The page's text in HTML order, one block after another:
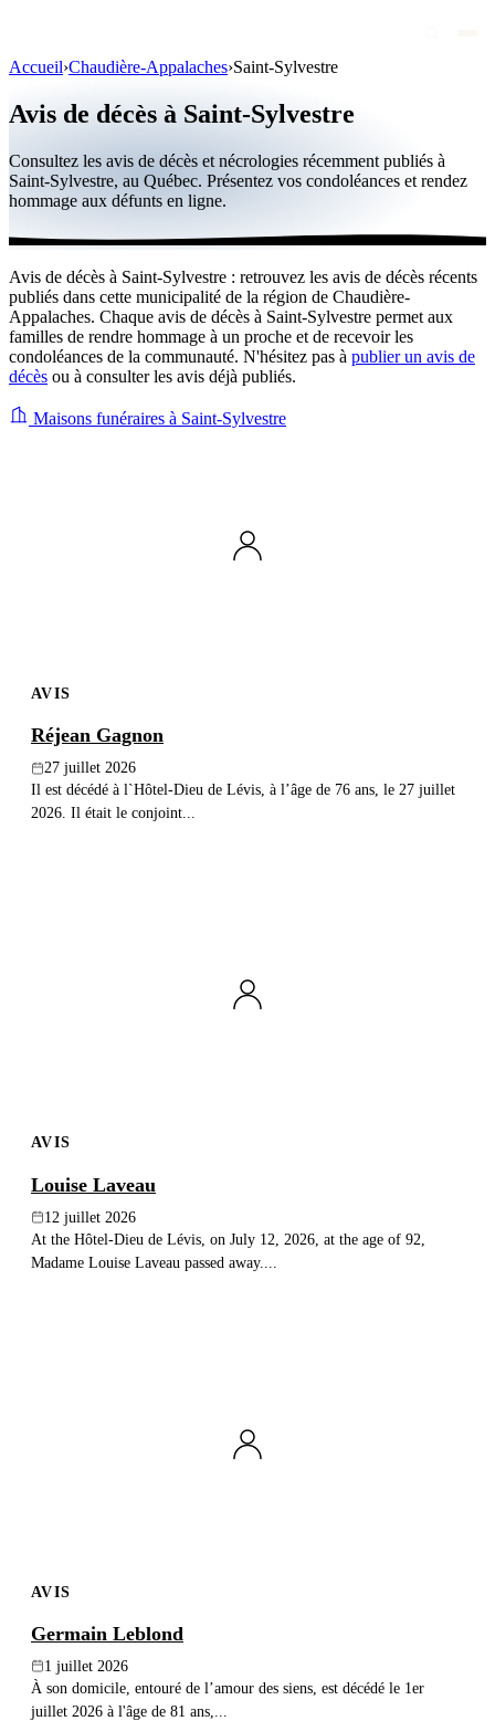
Personnalités publiques
Québec
Canada
International
Par région
Par ville
Maisons funéraires
Éternea
Accueil›Chaudière-Appalaches›Saint-Sylvestre
Avis de décès à Saint-Sylvestre
Consultez les avis de décès et nécrologies récemment publiés à
Saint-Sylvestre, au Québec. Présentez vos condoléances et rendez
hommage aux défunts en ligne.
Avis de décès à Saint-Sylvestre : retrouvez les avis de décès récents
publiés dans cette municipalité de la région de Chaudière-
Appalaches. Chaque avis de décès à Saint-Sylvestre permet aux
familles de rendre hommage à un proche et de recevoir les
condoléances de la communauté. N'hésitez pas à publier un avis de
décès ou à consulter les avis déjà publiés.
Maisons funéraires à Saint-Sylvestre
AVIS
Réjean Gagnon
27 juillet 2026
Il est décédé à l`Hôtel-Dieu de Lévis, à l’âge de 76 ans, le 27 juillet
2026. Il était le conjoint...
AVIS
Louise Laveau
12 juillet 2026
At the Hôtel-Dieu de Lévis, on July 12, 2026, at the age of 92,
Madame Louise Laveau passed away....
AVIS
Germain Leblond
1 juillet 2026
À son domicile, entouré de l’amour des siens, est décédé le 1er
juillet 2026 à l'âge de 81 ans,...